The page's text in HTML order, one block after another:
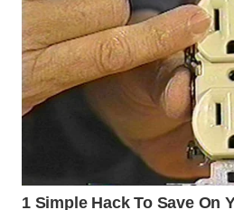
WAHANA
SPORT
WAHANA
UMKM